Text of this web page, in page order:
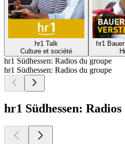
hr1 Talk
Culture et société
hr1
hr1 Südhessen: Radios du groupe
hr1 Südhessen: Radios du groupe
hr1 Südhessen: